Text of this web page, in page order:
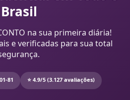
Brasil
na sua primeira diária!
e verificadas para sua total
81 ⭐ 4.9/5 (3.127 avaliações)